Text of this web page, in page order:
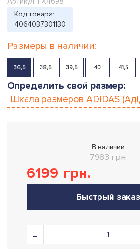
Код товара:
4064037301130
Размеры в наличии:
36,5 38,5 39,5 40 41,5
Определить свой размер:
Шкала размеров ADIDAS
В наличии
7983 грн.
6199 грн.
Быстрый заказ